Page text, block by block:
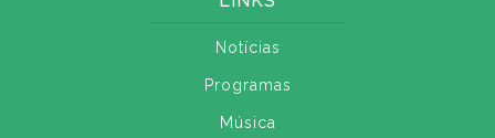
Notícias
Programas
Música